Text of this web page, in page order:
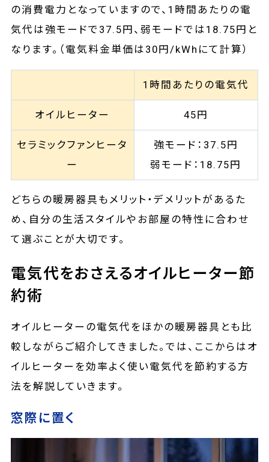
の消費電力となっていますので、1時間あたりの電
気代は強モードで37.5円、弱モードでは18.75円と
なります。（電気料金単価は30円/kWhにて計算）
1時間あたりの電気代
オイルヒーター 45円
セラミックファンヒータ
ー
強モード：37.5円
弱モード：18.75円
どちらの暖房器具もメリット・デメリットがあるた
め、自分の生活スタイルやお部屋の特性に合わせ
て選ぶことが大切です。
電気代をおさえるオイルヒーター節
約術
オイルヒーターの電気代をほかの暖房器具とも比
較しながらご紹介してきました。では、ここからはオ
イルヒーターを効率よく使い電気代を節約する方
法を解説していきます。
窓際に置く